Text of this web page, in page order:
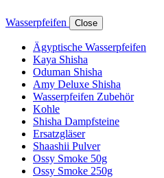
Wasserpfeifen Close
Ägyptische Wasserpfeifen
Kaya Shisha
Oduman Shisha
Amy Deluxe Shisha
Wasserpfeifen Zubehör
Kohle
Shisha Dampfsteine
Ersatzgläser
Shaashii Pulver
Ossy Smoke 50g
Ossy Smoke 250g